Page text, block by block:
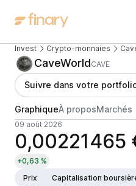
Invest Crypto-monnaies
CaveWorldCAVE
Suivre dans votre
GraphiqueÀ proposMarchés
09 août 2026
0,00221465
+0,63 %
Prix
Capitalisation